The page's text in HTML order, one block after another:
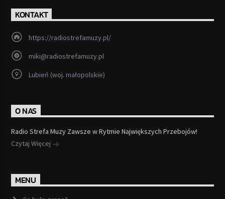
KONTAKT
https://radiostrefamuzy.pl/
miki@radiostrefamuzy.pl
Lubień (woj. małopolskie)
O NAS
Radio Strefa Muzy Zawsze w Rytmie Największych Przebojów!
Czytaj Więcej
MENU